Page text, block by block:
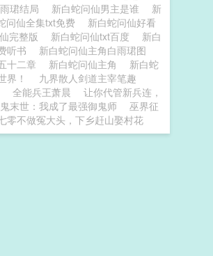
珺结局 新白蛇问仙男主是谁
新
问仙全集txt免费
新白蛇问仙好看
完整版 新白蛇问仙txt百度
新白
听书
新白蛇问仙主角白雨珺图
十二章 新白蛇问仙主角
新白蛇
界！
九界散人剑道主宰笔趣
全能兵王萧晨
让你代管新兵连，
末世：我成了最强御鬼师
巫界征
零不做冤大头，下乡赶山娶村花